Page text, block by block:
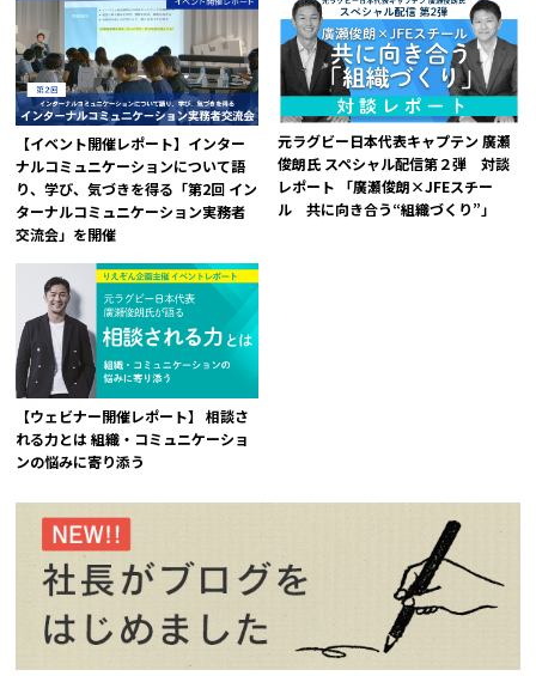
【イベント開催レポート】インター
ナルコミュニケーションについて語
り、学び、気づきを得る「第2回 イン
ターナルコミュニケーション実務者
交流会」を開催
元ラグビー日本代表キャプテン 廣瀬
俊朗氏 スペシャル配信第２弾 対談
レポート 「廣瀬俊朗×JFEスチー
ル 共に向き合う“組織づくり”」
【ウェビナー開催レポート】 相談さ
れる力とは 組織・コミュニケーショ
ンの悩みに寄り添う